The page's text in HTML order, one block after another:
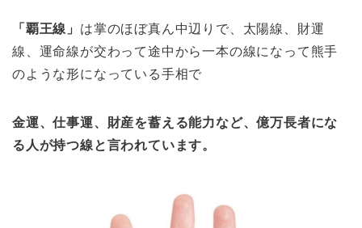
「覇王線」 は掌のほぼ真ん中辺りで、太陽線、財運
線、運命線が交わって途中から一本の線になって熊手
のような形になっている手相で
金運、仕事運、財産を蓄える能力など、億万長者にな
る人が持つ線と言われています。